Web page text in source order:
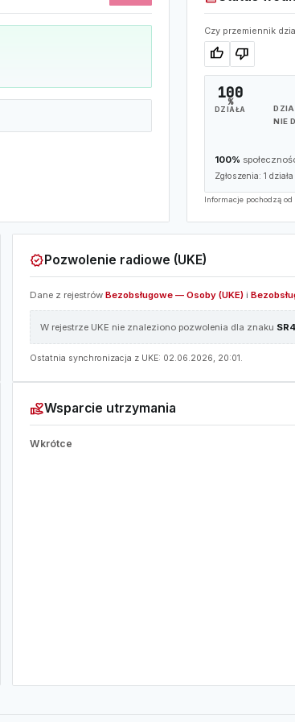
Czy przemiennik
thumb_up thumb_down
100
%
DZIAŁA
NIE
100%
Zgłoszenia: 1 działa
Informacje pochodzą
verified Pozwolenie radiowe (UKE)
Dane z rejestrów Bezobsługowe — Osoby (UKE) i
W rejestrze UKE nie znaleziono pozwolenia dla znaku
Ostatnia synchronizacja z UKE: 02.06.2026, 20:01.
volunteer_activismWsparcie utrzymania
Wkrótce